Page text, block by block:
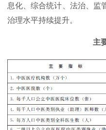
息化、综合统计、法治、监
治理水平持续提升。
主